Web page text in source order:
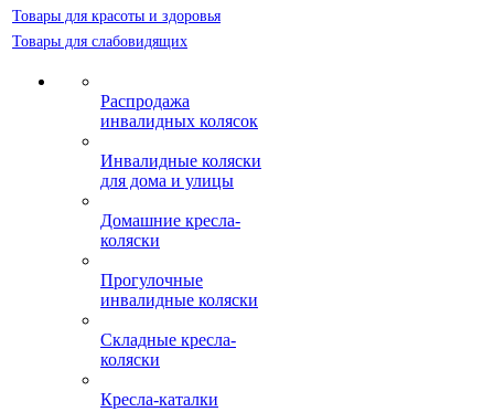
Товары для красоты и здоровья
Товары для слабовидящих
Распродажа
инвалидных колясок
Инвалидные коляски
для дома и улицы
Домашние кресла-
коляски
Прогулочные
инвалидные коляски
Складные кресла-
коляски
Кресла-каталки